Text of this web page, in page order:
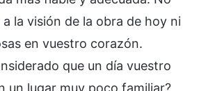
la visión de la obra de hoy ni
en vuestro corazón.
que un día vuestro
un lugar muy poco familiar?